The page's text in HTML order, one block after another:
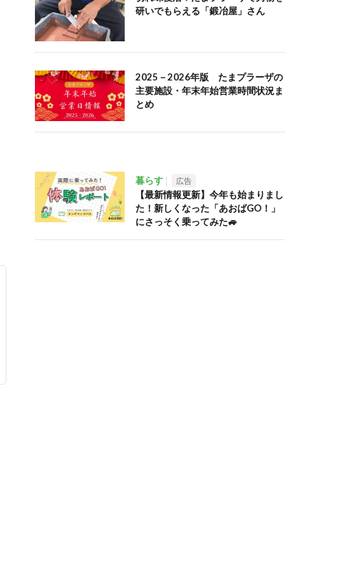
研いでもらえる「鍛冶屋」さん
2025－2026年版 たまプラーザの
主要施設・年末年始営業時間状況ま
とめ
暮らす 広告
【最新情報更新】今年も始まりまし
た！新しくなった「あおばGO！」
にさっそく乗ってみた🚙